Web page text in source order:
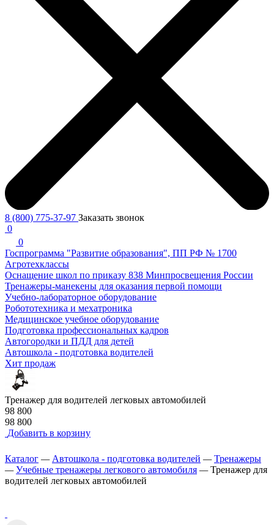
8 (800) 775-37-97 Заказать звонок
0
0
Госпрограмма "Развитие образования", ПП РФ № 1700
Агротехклассы
Оснащение школ по приказу 838 Минпросвещения России
Тренажеры-манекены для оказания первой помощи
Учебно-лабораторное оборудование
Робототехника и мехатроника
Медицинское учебное оборудование
Подготовка профессиональных кадров
Автогородки и ПДД для детей
Автошкола - подготовка водителей
Хит продаж
Тренажер для водителей легковых автомобилей
98 800
98 800
Добавить в корзину
Каталог — Автошкола - подготовка водителей —Тренажеры
—Учебные тренажеры легкового автомобиля —Тренажер для
водителей легковых автомобилей